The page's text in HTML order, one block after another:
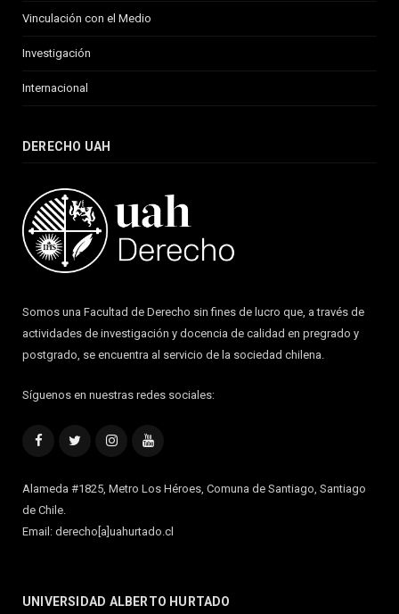
Vinculación con el Medio
Investigación
Internacional
DERECHO UAH
Somos una Facultad de Derecho sin fines de lucro que, a través de
actividades de investigación y docencia de calidad en pregrado y
postgrado, se encuentra al servicio de la sociedad chilena.
Síguenos en nuestras redes sociales:
FacebookTwitterInstagramYouTube
Alameda #1825, Metro Los Héroes, Comuna de Santiago, Santiago
de Chile.
Email: derecho[a]uahurtado.cl
UNIVERSIDAD ALBERTO HURTADO